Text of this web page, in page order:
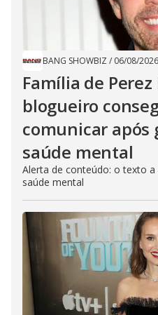
BANG SHOWBIZ / 06/08/2026
Família de
blogueiro
comunicar após
saúde mental
Alerta de conteúdo: o texto a
saúde mental